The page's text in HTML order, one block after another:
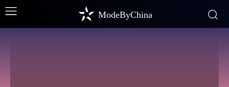
ModeByChina